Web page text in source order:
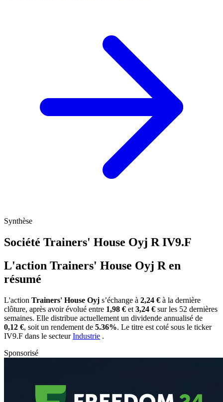
Synthèse
Société Trainers' House Oyj R IV9.F
L'action Trainers' House Oyj R en
résumé
L'action Trainers' House Oyj s’échange à 2,24 € à la dernière
clôture, après avoir évolué entre 1,98 € et 3,24 € sur les 52 dernières
semaines. Elle distribue actuellement un dividende annualisé de
0,12 €, soit un rendement de 5.36%. Le titre est coté sous le ticker
IV9.F dans le secteurIndustrie .
Sponsorisé